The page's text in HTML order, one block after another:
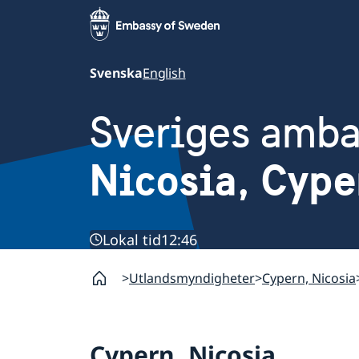
SvenskaEnglish
Sveriges
Nicosia,
Lokal tid12:46
Utlandsmyndigheter Cypern, Nicosia